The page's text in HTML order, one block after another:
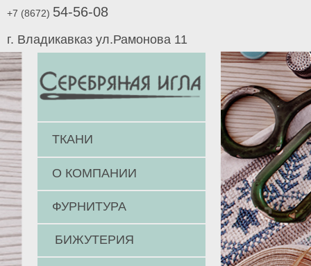
+7 (8672) 54-56-08
г. Владикавказ ул.Рамонова 11
ТКАНИ
О КОМПАНИИ
ФУРНИТУРА
БИЖУТЕРИЯ